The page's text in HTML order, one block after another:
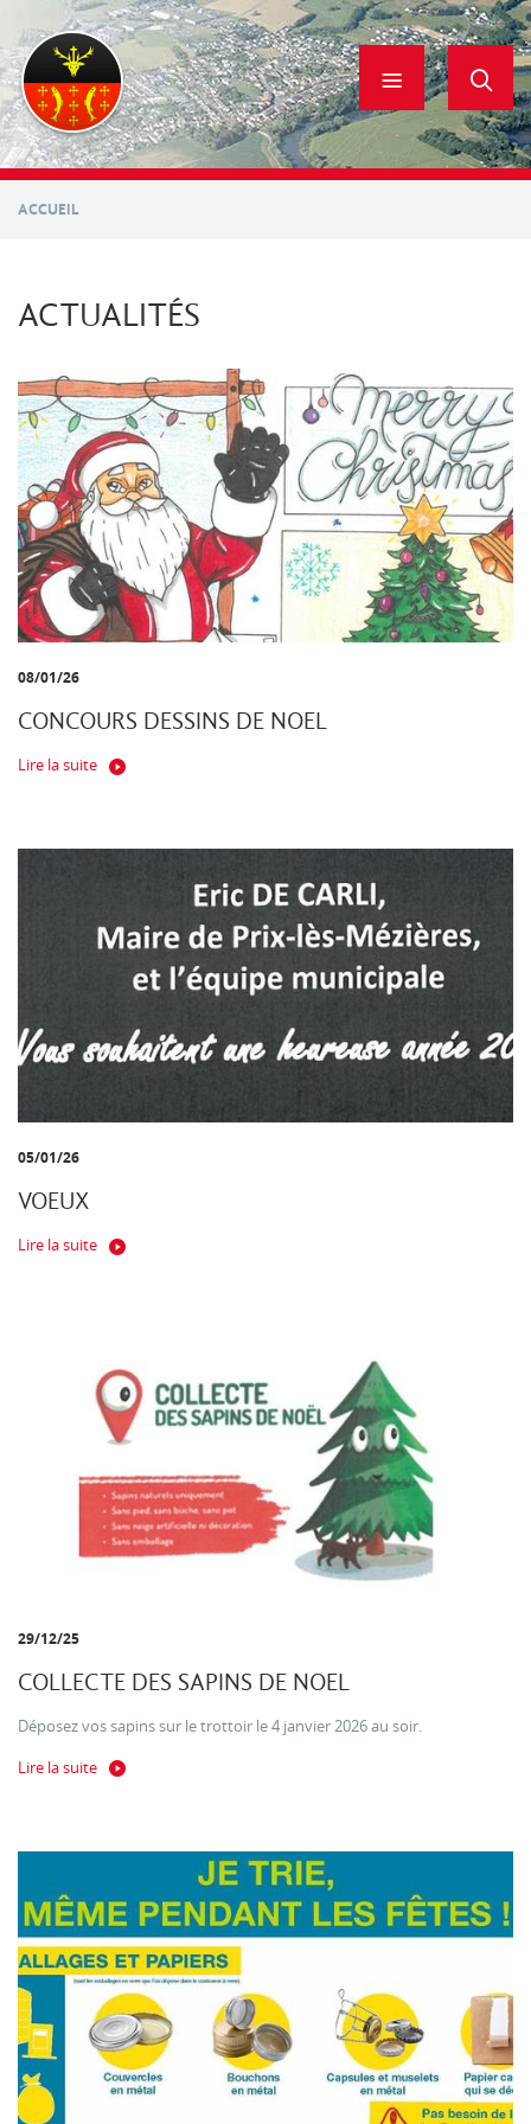
contenu
principal
ACCUEIL
ACTUALITÉS
08/01/26
CONCOURS DESSINS DE NOEL
Lire la suite
05/01/26
VOEUX
Lire la suite
29/12/25
COLLECTE DES SAPINS DE NOEL
Déposez vos sapins sur le trottoir le 4 janvier 2026 au soir.
Lire la suite